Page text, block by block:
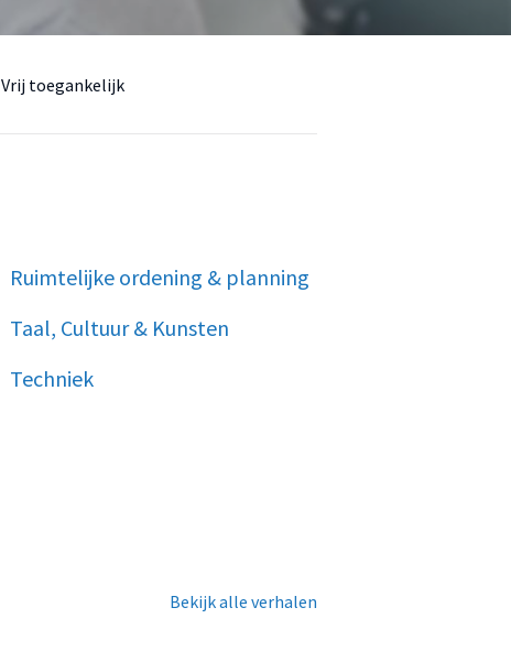
Vrij toegankelijk
Ruimtelijke ordening & planning
Taal, Cultuur & Kunsten
Techniek
Bekijk alle verhalen